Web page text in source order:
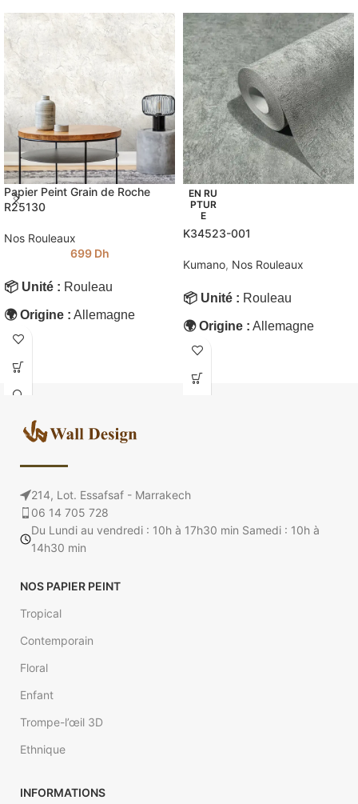
Papier Peint Grain de Roche
R25130
Nos Rouleaux
699 Dh
📦 Unité : Rouleau
🌍 Origine : Allemagne
💧 Lavable :
🧱 Support :
📏 Dimensions :
🧭 Style :
Chambre, Couloir, Cuisine,
Salle de bain, Salon
📐 Surface recouvrable :
EN RU
PTUR
E
K34523-001
Kumano, Nos Rouleaux
📦 Unité : Rouleau
🌍 Origine : Allemagne
💧 Lavable :
🧱 Support :
Salle de bain, Salon
214, Lot. Essafsaf - Marrakech
06 14 705 728
Du Lundi au vendredi : 10h à 17h30 min Samedi : 10h à
14h30 min
NOS PAPIER PEINT
Tropical
Contemporain
Floral
Enfant
Trompe-l’œil 3D
Ethnique
INFORMATIONS